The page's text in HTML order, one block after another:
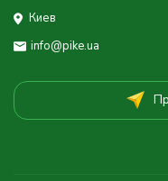
Киев
info@pike.ua